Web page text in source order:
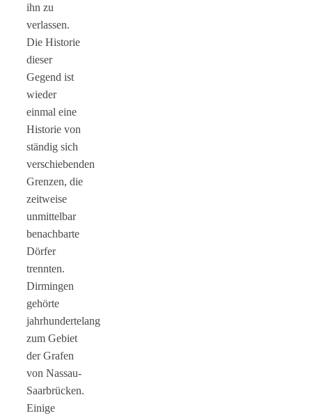
ihn zu
verlassen.
Die Historie
dieser
Gegend ist
wieder
einmal eine
Historie von
ständig sich
verschiebenden
Grenzen, die
zeitweise
unmittelbar
benachbarte
Dörfer
trennten.
Dirmingen
gehörte
jahrhundertelang
zum Gebiet
der Grafen
von Nassau-
Saarbrücken.
Einige